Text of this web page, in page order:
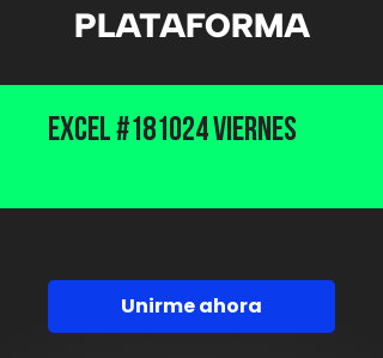
PLATAFORMA
Excel #181024 Viernes
Unirme ahora